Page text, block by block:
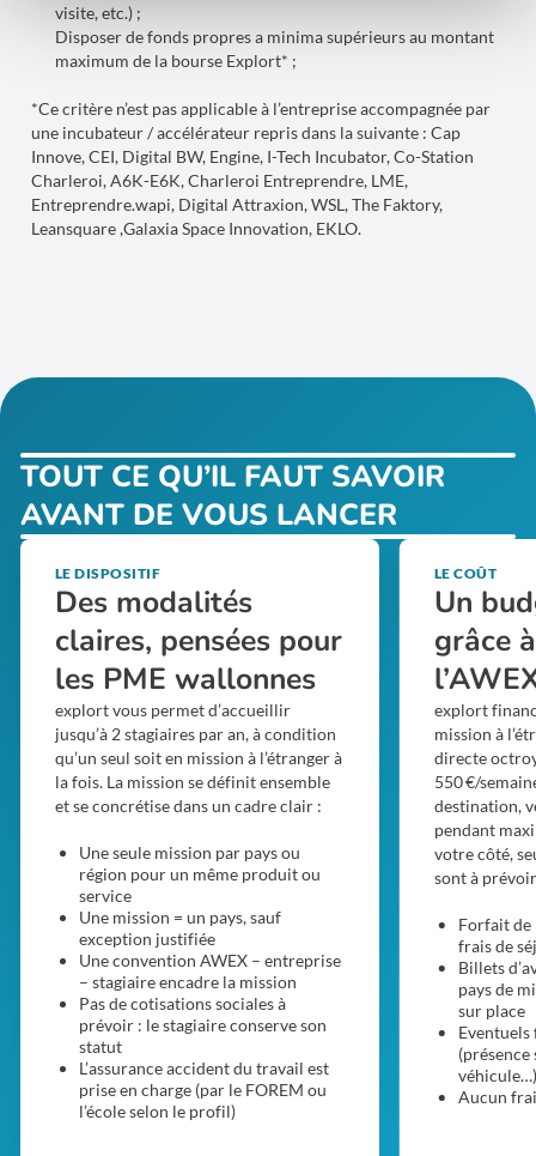
visite, etc.) ;
Disposer de fonds propres a minima supérieurs au montant
maximum de la bourse Explort* ;
*Ce critère n’est pas applicable à l’entreprise accompagnée par
une incubateur / accélérateur repris dans la suivante : Cap
Innove, CEI, Digital BW, Engine, I-Tech Incubator, Co-Station
Charleroi, A6K-E6K, Charleroi Entreprendre, LME,
Entreprendre.wapi, Digital Attraxion, WSL, The Faktory,
Leansquare ,Galaxia Space Innovation, EKLO.
TOUT CE QU’IL FAUT SAVOIR
AVANT DE VOUS LANCER
LE DISPOSITIF
Des modalités
claires, pensées pour
les PME wallonnes
explort vous permet d’accueillir
jusqu’à 2 stagiaires par an, à condition
qu’un seul soit en mission à l’étranger à
la fois. La mission se définit ensemble
et se concrétise dans un cadre clair :
Une seule mission par pays ou
région pour un même produit ou
service
Une mission = un pays, sauf
exception justifiée
Une convention AWEX – entreprise
– stagiaire encadre la mission
Pas de cotisations sociales à
prévoir : le stagiaire conserve son
statut
L’assurance accident du travail est
prise en charge (par le FOREM ou
l’école selon le profil)
LE COÛT
Un
grâce
explort
mission à
directe
550 €/
destination,
pendant
votre côté,
sont à
Forfait de
frais de
Billets
pays de
sur place
véhicule…)
Aucun